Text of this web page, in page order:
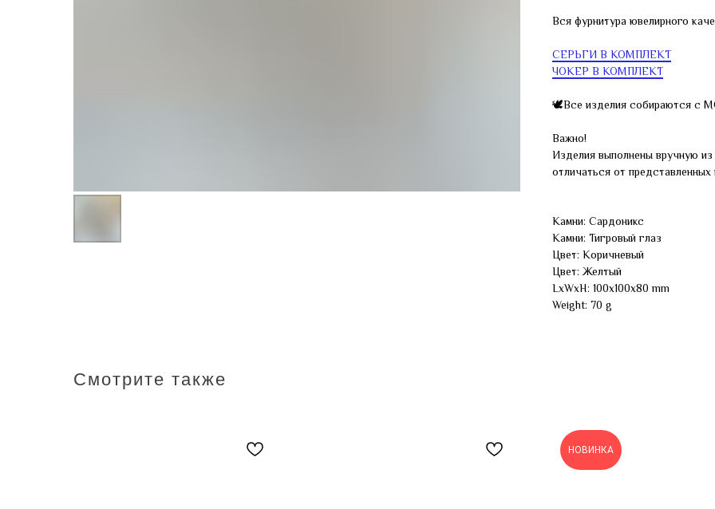
Вся фурнитура ювелирного
СЕРЬГИ В КОМПЛЕКТ
ЧОКЕР В КОМПЛЕКТ
🕊Все изделия собираются
Важно!
Изделия выполнены вручную
отличаться от представленных
Камни: Сардоникс
Камни: Тигровый глаз
Цвет: Коричневый
Цвет: Желтый
LxWxH: 100x100x80 mm
Weight: 70 g
Смотрите также
НОВИНКА